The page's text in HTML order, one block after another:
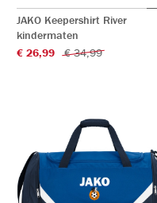
JAKO Keepershirt River
kindermaten
€ 26,99
€ 34,99